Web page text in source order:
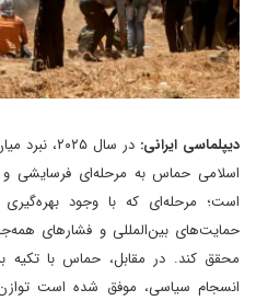
دیپلماسی ایرانی:
در سال
اسلامی حماس به مرحله‌ای فرسایشی
است؛ مرحله‌ای که با وجود
حمایت‌های بین‌المللی و فشارهای
محقق کند. در مقابل، حماس با تکیه
انسجام سیاسی، موفق شده است توازن